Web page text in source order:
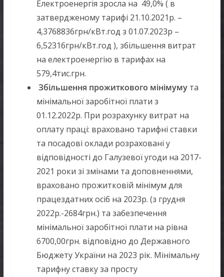
Електроенергія зросла на 49,0% ( в
затвердженому тарифі 21.10.2021р. –
4,3768836грн/кВт.год з 01.07.2023р –
6,52316грн/кВт.год ), збільшення витрат
на електроенергію в тарифах на
579,4тис.грн.
Збільшення прожиткового мінімумута
мінімальної заробітної плати з
01.12.2022р. При розрахунку витрат на
оплату праці: враховано тарифні ставки
та посадові оклади розраховані у
відповідності до Галузевої угоди на 2017-
2021 роки зі змінами та доповненнями,
враховано прожитковій мінімум для
працездатних осіб на 2023р. (з грудня
2022р.-2684грн.) та забезпечення
мінімальної заробітної плати на рівна
6700,00грн. відповідно до Державного
Бюджету України на 2023 рік. Мінімальну
тарифну ставку за просту